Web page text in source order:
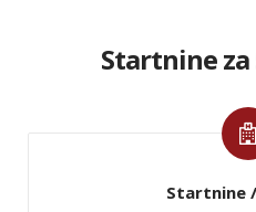
Startnine
Startnine